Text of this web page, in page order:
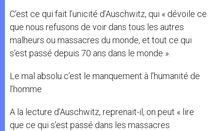
C’est ce qui fait l’unicité d’Auschwitz, qui « dévoile ce
que nous refusons de voir dans tous les autres
malheurs ou massacres du monde, et tout ce qui
s’est passé depuis 70 ans dans le monde ».
Le mal absolu c’est le manquement à l’humanité de
l’homme
A la lecture d’Auschwitz, reprenait-il, on peut « lire
que ce qui s’est passé dans les massacres